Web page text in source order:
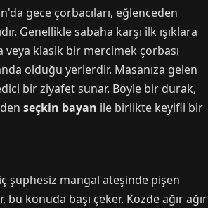
gece çorbacıları, eğlenceden
Genellikle sabaha karşı ilk ışıklara
klasik bir mercimek çorbası
olduğu yerlerdir. Masanıza gelen
bir ziyafet sunar. Böyle bir durak,
seçkin bayan ile birlikte keyifli bir
şüphesiz mangal ateşinde pişen
konuda başı çeker. Közde ağır ağır